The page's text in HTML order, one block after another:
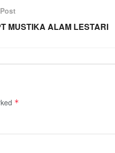
MUSTIKA ALAM LESTARI
*